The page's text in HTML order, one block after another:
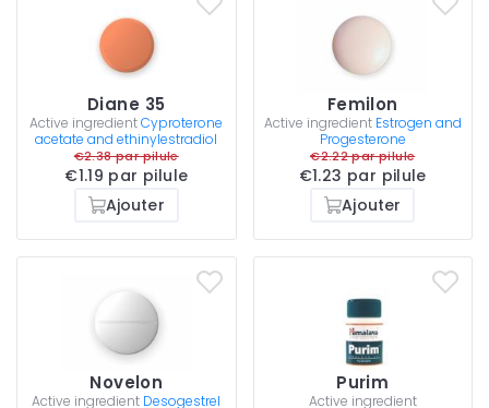
Diane 35
Active ingredientCyproterone
acetate and ethinylestradiol
€2.38 par pilule
€1.19 par pilule
Ajouter
Femilon
Active ingredient Estrogen and
Progesterone
€2.22 par pilule
€1.23 par pilule
Ajouter
Novelon
Active ingredient Desogestrel
Purim
Active ingredient